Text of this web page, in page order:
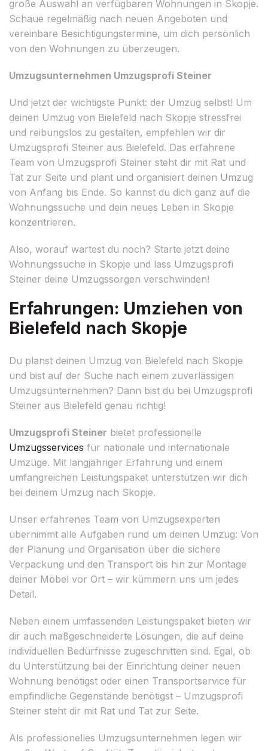
große Auswahl an verfügbaren Wohnungen in Skopje.
Schaue regelmäßig nach neuen Angeboten und
vereinbare Besichtigungstermine, um dich persönlich
von den Wohnungen zu überzeugen.
Umzugsunternehmen Umzugsprofi Steiner
Und jetzt der wichtigste Punkt: der Umzug selbst! Um
deinen Umzug von Bielefeld nach Skopje stressfrei
und reibungslos zu gestalten, empfehlen wir dir
Umzugsprofi Steiner aus Bielefeld. Das erfahrene
Team von Umzugsprofi Steiner steht dir mit Rat und
Tat zur Seite und plant und organisiert deinen Umzug
von Anfang bis Ende. So kannst du dich ganz auf die
Wohnungssuche und dein neues Leben in Skopje
konzentrieren.
Also, worauf wartest du noch? Starte jetzt deine
Wohnungssuche in Skopje und lass Umzugsprofi
Steiner deine Umzugssorgen verschwinden!
Erfahrungen: Umziehen von
Bielefeld nach Skopje
Du planst deinen Umzug von Bielefeld nach Skopje
und bist auf der Suche nach einem zuverlässigen
Umzugsunternehmen? Dann bist du bei Umzugsprofi
Steiner aus Bielefeld genau richtig!
Umzugsprofi Steiner bietet professionelle
Umzugsservices für nationale und internationale
Umzüge. Mit langjähriger Erfahrung und einem
umfangreichen Leistungspaket unterstützen wir dich
bei deinem Umzug nach Skopje.
Unser erfahrenes Team von Umzugsexperten
übernimmt alle Aufgaben rund um deinen Umzug: Von
der Planung und Organisation über die sichere
Verpackung und den Transport bis hin zur Montage
deiner Möbel vor Ort – wir kümmern uns um jedes
Detail.
Neben einem umfassenden Leistungspaket bieten wir
dir auch maßgeschneiderte Lösungen, die auf deine
individuellen Bedürfnisse zugeschnitten sind. Egal, ob
du Unterstützung bei der Einrichtung deiner neuen
Wohnung benötigst oder einen Transportservice für
empfindliche Gegenstände benötigst – Umzugsprofi
Steiner steht dir mit Rat und Tat zur Seite.
Als professionelles Umzugsunternehmen legen wir